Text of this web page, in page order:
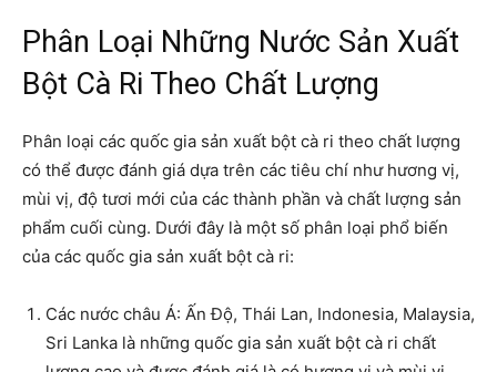
Phân Loại Những Nước Sản Xuất
Bột Cà Ri Theo Chất Lượng
Phân loại các quốc gia sản xuất bột cà ri theo chất lượng
có thể được đánh giá dựa trên các tiêu chí như hương vị,
mùi vị, độ tươi mới của các thành phần và chất lượng sản
phẩm cuối cùng. Dưới đây là một số phân loại phổ biến
của các quốc gia sản xuất bột cà ri:
Các nước châu Á: Ấn Độ, Thái Lan, Indonesia, Malaysia,
Sri Lanka là những quốc gia sản xuất bột cà ri chất